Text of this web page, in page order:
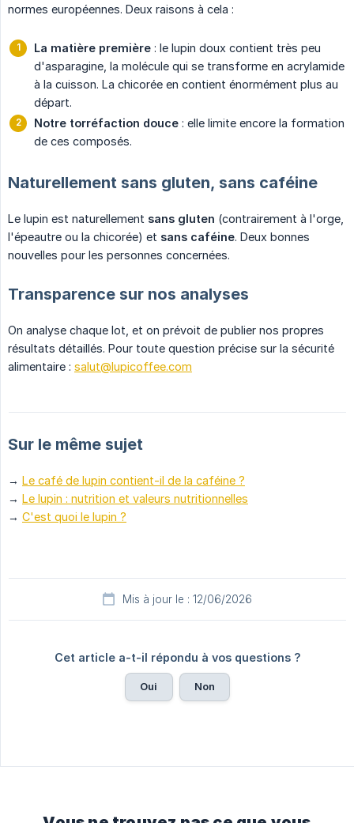
normes européennes. Deux raisons à cela :
La matière première : le lupin doux contient très peu
d'asparagine, la molécule qui se transforme en acrylamide
à la cuisson. La chicorée en contient énormément plus au
départ.
Notre torréfaction douce : elle limite encore la formation
de ces composés.
Naturellement sans gluten, sans caféine
Le lupin est naturellement sans gluten (contrairement à l'orge,
l'épeautre ou la chicorée) et sans caféine. Deux bonnes
nouvelles pour les personnes concernées.
Transparence sur nos analyses
On analyse chaque lot, et on prévoit de publier nos propres
résultats détaillés. Pour toute question précise sur la sécurité
alimentaire : salut@lupicoffee.com
Sur le même sujet
→ Le café de lupin contient-il de la caféine ?
→ Le lupin : nutrition et valeurs nutritionnelles
→ C'est quoi le lupin ?
Mis à jour le : 12/06/2026
Cet article a-t-il répondu à vos questions ?
Oui Non